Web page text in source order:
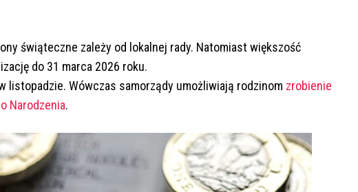
świąteczne zależy od lokalnej rady. Natomiast większość
do 31 marca 2026 roku.
listopadzie. Wówczas samorządy umożliwiają rodzinom zrobienie
Narodzenia.